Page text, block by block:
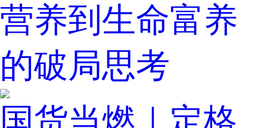
营养到生命富养
的破局思考
国货当燃｜定格